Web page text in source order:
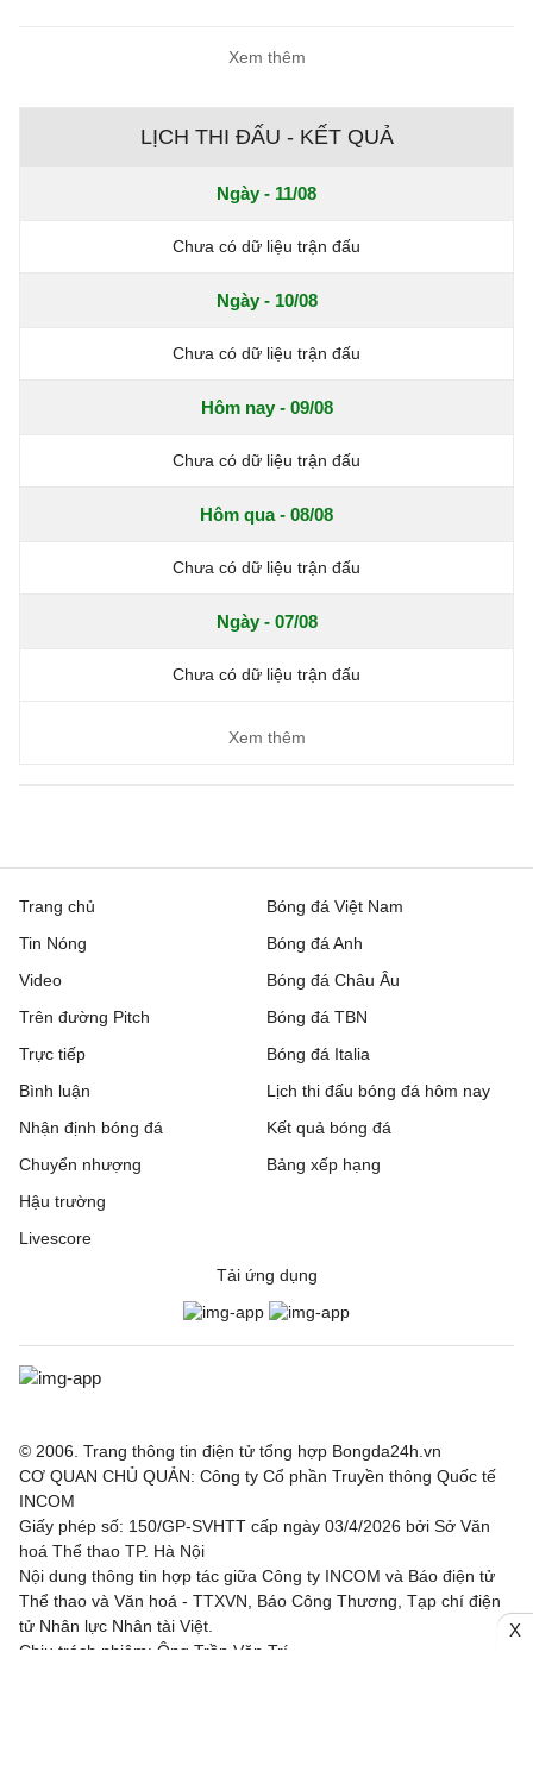
Chúng tôi không xứng đáng có được điều
Xem thêm
LỊCH THI ĐẤU - KẾT QUẢ
Ngày - 11/08
Chưa có dữ liệu trận đấu
Ngày - 10/08
Chưa có dữ liệu trận đấu
Hôm nay - 09/08
Chưa có dữ liệu trận đấu
Hôm qua - 08/08
Chưa có dữ liệu trận đấu
Ngày - 07/08
Chưa có dữ liệu trận đấu
Xem thêm
Trang chủ
Tin Nóng
Video
Trên đường Pitch
Trực tiếp
Bóng đá Việt Nam
Bóng đá Anh
Bóng đá Châu Âu
Bóng đá TBN
Bóng đá Italia
Bình luận
Nhận định bóng đá
Chuyển nhượng
Hậu trường
Livescore
Lịch thi đấu bóng đá hôm nay
Kết quả bóng đá
Bảng xếp hạng
Tải ứng dụng
© 2006. Trang thông tin điện tử tổng hợp Bongda24h.vn
CƠ QUAN CHỦ QUẢN: Công ty Cổ phần Truyền thông Quốc tế
INCOM
Giấy phép số: 150/GP-SVHTT cấp ngày 03/4/2026 bởi Sở Văn
hoá Thể thao TP. Hà Nội
Nội dung thông tin hợp tác giữa Công ty INCOM và Báo điện tử
Thể thao và Văn hoá - TTXVN, Báo Công Thương, Tạp chí điện
tử Nhân lực Nhân tài Việt.
Chịu trách nhiệm: Ông Trần Văn Trí
X